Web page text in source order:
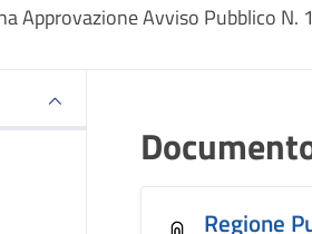
Approvazione Avviso Pubblico N.
Regione